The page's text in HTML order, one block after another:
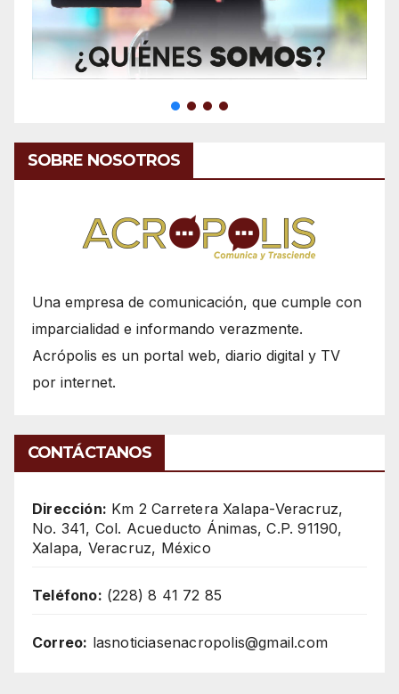
SOBRE NOSOTROS
Una empresa de comunicación, que cumple con
imparcialidad e informando verazmente.
Acrópolis es un portal web, diario digital y TV
por internet.
CONTÁCTANOS
Dirección: Km 2 Carretera Xalapa-Veracruz,
No. 341, Col. Acueducto Ánimas, C.P. 91190,
Xalapa, Veracruz, México
Teléfono: (228) 8 41 72 85
Correo: lasnoticiasenacropolis@gmail.com